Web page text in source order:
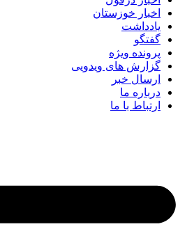
اخبار خوزستان
یادداشت
گفتگو
پرونده ویژه
گزارش های ویدویی
ارسال خبر
درباره ما
ارتباط با ما